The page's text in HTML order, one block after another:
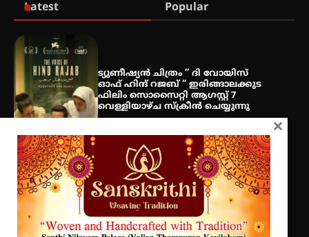
അവധി
എം.ജി. യൂണിവേഴ്‌സിറ്റിയിൽ നിന്ന്
ഡോക്ടറേറ്റ് നേടിയ എൻ. ആര്യ
Latest Popular
ട്യുണീഷ്യൻ ചിത്രം ” ദി വോയിസ്
ഓഫ് ഹിന്ദ് റജബ് ” ഇരിങ്ങാലക്കുട
ഫിലിം സൊസൈറ്റി ആഗസ്റ്റ് 7
വെള്ളിയാഴ്ച സ്‌ക്രീൻ ചെയ്യുന്നു
സെന്റ് ജോസഫ്സ് കോളജ്
കോമേഴ്‌സ് അസോസിയേഷന്
തുടക്കമായി
×